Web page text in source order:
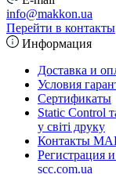
info@makkon.ua
Перейти в контакты
Информация
Доставка и
Условия
Сертификаты
Static Control
у світі друку
Контакты
Регистрация
scc.com.ua